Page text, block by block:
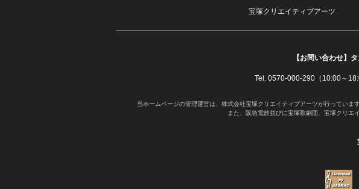
宝塚クリエイティブアーツ
【お問い合わせ】
Tel. 0570-000-290（10:00～
当ホームページの管理運営は、株式会社宝塚クリエイティブアーツが行ってい
また、阪急電鉄並びに宝塚歌劇団、宝塚クリエ